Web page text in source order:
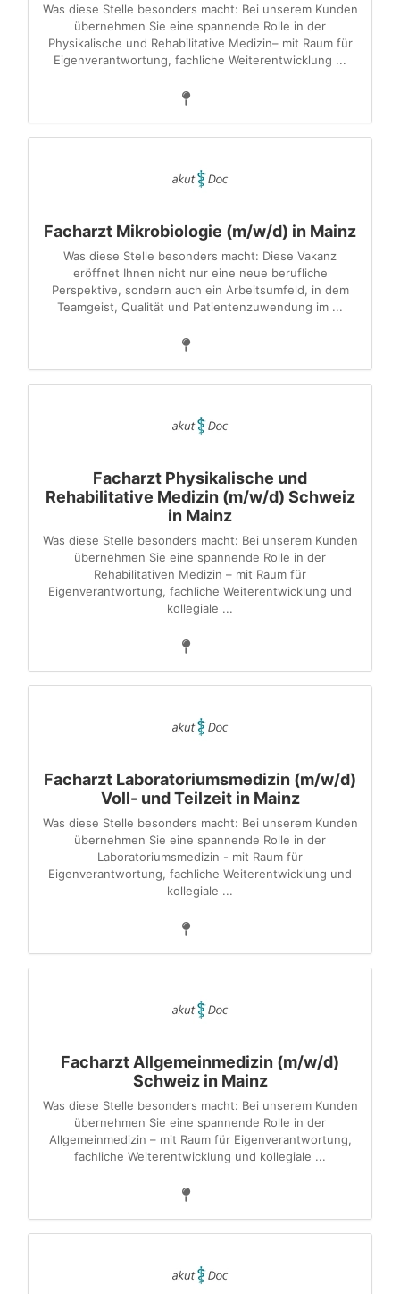
Was diese Stelle besonders macht: Bei unserem Kunden
übernehmen Sie eine spannende Rolle in der
Physikalische und Rehabilitative Medizin– mit Raum für
Eigenverantwortung, fachliche Weiterentwicklung ...
Facharzt Mikrobiologie (m/w/d) in Mainz
Was diese Stelle besonders macht: Diese Vakanz
eröffnet Ihnen nicht nur eine neue berufliche
Perspektive, sondern auch ein Arbeitsumfeld, in dem
Teamgeist, Qualität und Patientenzuwendung im ...
Facharzt Physikalische und
Rehabilitative Medizin (m/w/d) Schweiz
in Mainz
Was diese Stelle besonders macht: Bei unserem Kunden
übernehmen Sie eine spannende Rolle in der
Rehabilitativen Medizin – mit Raum für
Eigenverantwortung, fachliche Weiterentwicklung und
kollegiale ...
Facharzt Laboratoriumsmedizin (m/w/d)
Voll- und Teilzeit in Mainz
Was diese Stelle besonders macht: Bei unserem Kunden
übernehmen Sie eine spannende Rolle in der
Laboratoriumsmedizin - mit Raum für
Eigenverantwortung, fachliche Weiterentwicklung und
kollegiale ...
Facharzt Allgemeinmedizin (m/w/d)
Schweiz in Mainz
Was diese Stelle besonders macht: Bei unserem Kunden
übernehmen Sie eine spannende Rolle in der
Allgemeinmedizin – mit Raum für Eigenverantwortung,
fachliche Weiterentwicklung und kollegiale ...